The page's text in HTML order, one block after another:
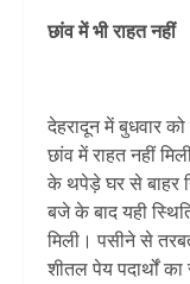
छांव में भी राहत नहीं
देहरादून में बुधवार
छांव में राहत नहीं
के थपेड़े घर से बाहर
बजे के बाद यही
मिली। पसीने से
शीतल पेय पदार्थों